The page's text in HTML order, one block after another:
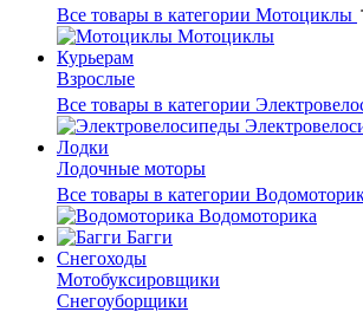
Все товары в категории Мотоциклы
Мотоциклы
Курьерам
Взрослые
Все товары в категории
Лодки
Лодочные моторы
Все товары в категории
Водомоторика
Багги
Снегоходы
Мотобуксировщики
Снегоуборщики